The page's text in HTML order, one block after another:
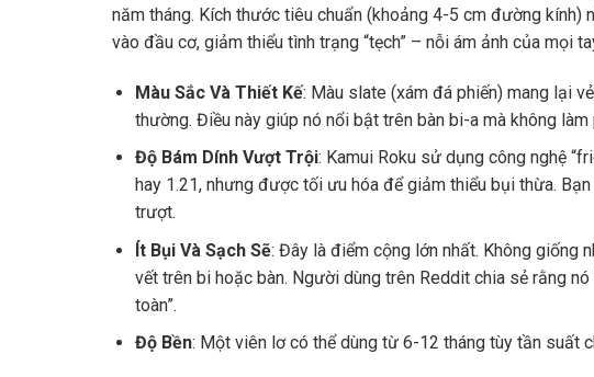
năm tháng. Kích thước tiêu chuẩn (khoảng 4-5 cm đường kính)
vào đầu cơ, giảm thiểu tình trạng “tẹch” – nỗi ám ảnh của mọi
Màu Sắc Và Thiết Kế: Màu slate (xám đá phiến) mang lại
thường. Điều này giúp nó nổi bật trên bàn bi-a mà không
Độ Bám Dính Vượt Trội: Kamui Roku sử dụng công nghệ
hay 1.21, nhưng được tối ưu hóa để giảm thiểu bụi thừa.
trượt.
Ít Bụi Và Sạch Sẽ: Đây là điểm cộng lớn nhất. Không giống
vết trên bi hoặc bàn. Người dùng trên Reddit chia sẻ rằng
toàn”.
Độ Bền: Một viên lơ có thể dùng từ 6-12 tháng tùy tần suất